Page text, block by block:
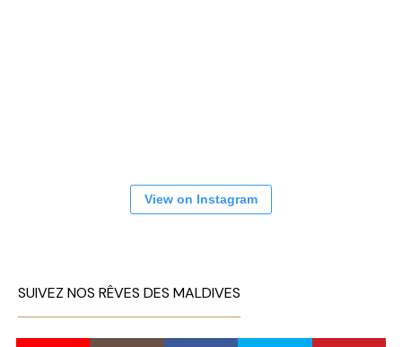
View on Instagram
SUIVEZ NOS RÊVES DES MALDIVES